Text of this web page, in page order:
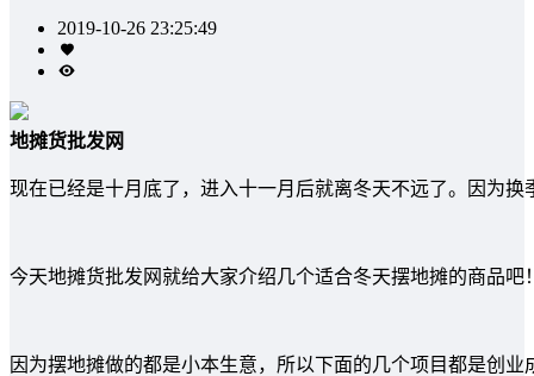
2019-10-26 23:25:49
地摊货批发网
现在已经是十月底了，进入十一月后就离冬天不远了。因为
今天地摊货批发网就给大家介绍几个适合冬天摆地摊的商品吧
因为摆地摊做的都是小本生意，所以下面的几个项目都是创业